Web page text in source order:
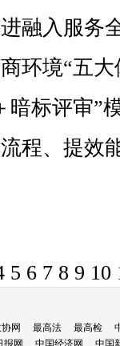
融入服务
环境“五大
暗标评审”
程、提效
5 6 7 8 9 10
网 最高法 最高检
报网 中国经济网 中国